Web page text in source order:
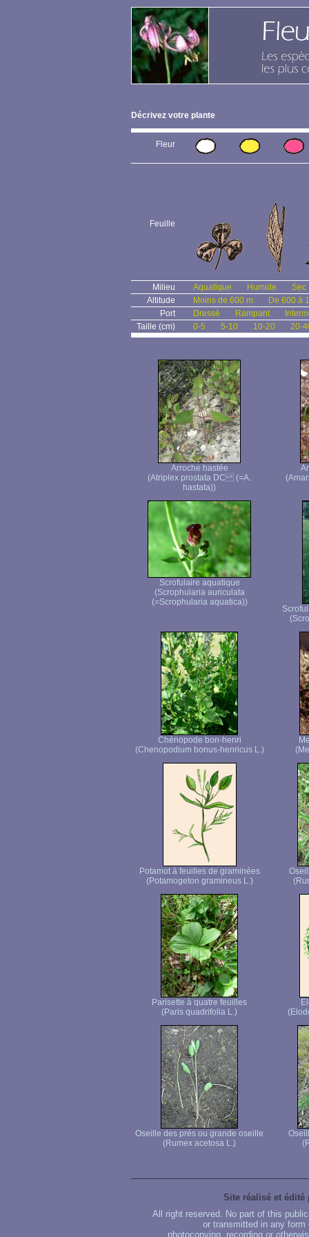
Décrivez votre plante
Fleur
Feuille
Milieu Aquatique Humide
Sec
Altitude
Moins de 600 m
De 600 à
Port
Dressé Rampant
Taille (cm)
0-5 5-10 10-20 20-
Arroche hastée
(Atriplex prostata DC (=A.
hastata))
Scrofulaire aquatique
(Scrophularia auriculata
(=Scrophularia aquatica))
Chénopode bon-henri
(Chenopodium bonus-henricus L.)
Potamot à feuilles de graminées
(Potamogeton gramineus L.)
Parisette à quatre feuilles
(Paris quadrifolia L.)
Oseille des prés ou grande oseille
(Rumex acetosa L.)
Site réalisé et édité
All right reserved. No part of this
or transmitted in any
photocopying, recording or